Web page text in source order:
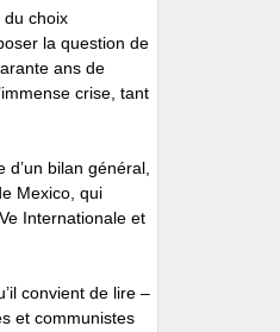
du choix
la question de
ans de
crise, tant
d’un bilan général,
Mexico, qui
Internationale et
convient de lire –
et communistes